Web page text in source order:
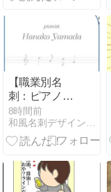
【職業別名
刺：ピアノ教
室･ピアノ講
師･ピアノ調律
師･ピアニス
しらいがかわ
いい、グラン
8時間前